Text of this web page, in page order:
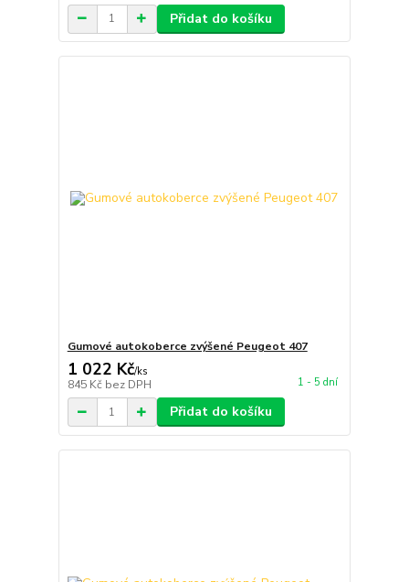
Přidat do košíku
Gumové autokoberce zvýšené Peugeot 407
1 022 Kč/ks
845 Kč bez DPH 1 - 5 dní
Přidat do košíku